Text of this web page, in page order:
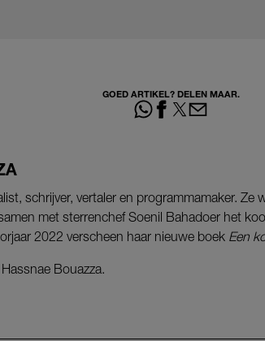
GOED ARTIKEL? DELEN MAAR.
schrijver, vertaler en programmamaker. Ze
met sterrenchef Soenil Bahadoer het
2022 verscheen haar nieuwe boek Een
Bouazza.